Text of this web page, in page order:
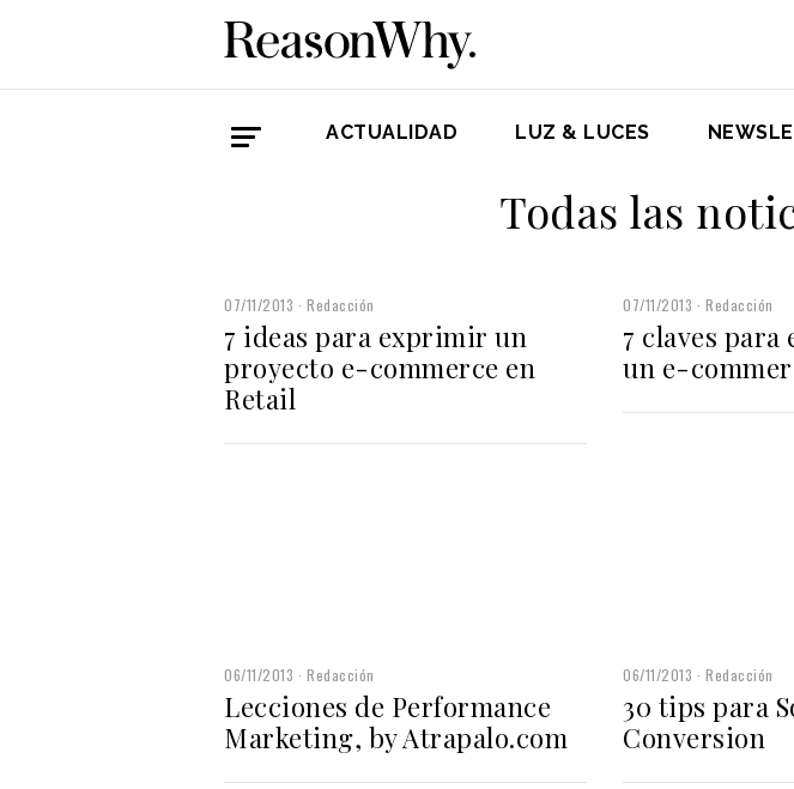
ACTUALIDAD LUZ & LUCES
Todas las
07/11/2013 Redacción
7 ideas para exprimir un
proyecto e-commerce en
Retail
07/11/2013 Redacción
7 claves
un e-
06/11/2013 Redacción
Lecciones de Performance
Marketing, by Atrapalo.com
06/11/2013 Redacción
30 tips para
Conversion